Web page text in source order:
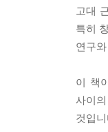
자연
실을
---
최초
오늘
칠해
고대
특히
연구
이 책
사이
것입